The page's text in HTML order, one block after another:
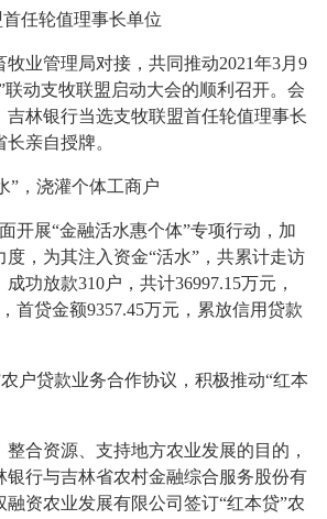
任轮值理事长单位
管理局对接，共同推动2021年3月9
联动支牧联盟启动大会的顺利召开。会
吉林银行当选支牧联盟首任轮值理事长
亲自授牌。
，浇灌个体工商户
展“金融活水惠个体”专项行动，加
度，为其注入资金“活水”，共累计走访
功放款310户，共计36997.15万元，
首贷金额9357.45万元，累放信用贷款
贷款业务合作协议，积极推动“红本
资源、支持地方农业发展的目的，
银行与吉林省农村金融综合服务股份有
融资农业发展有限公司签订“红本贷”农